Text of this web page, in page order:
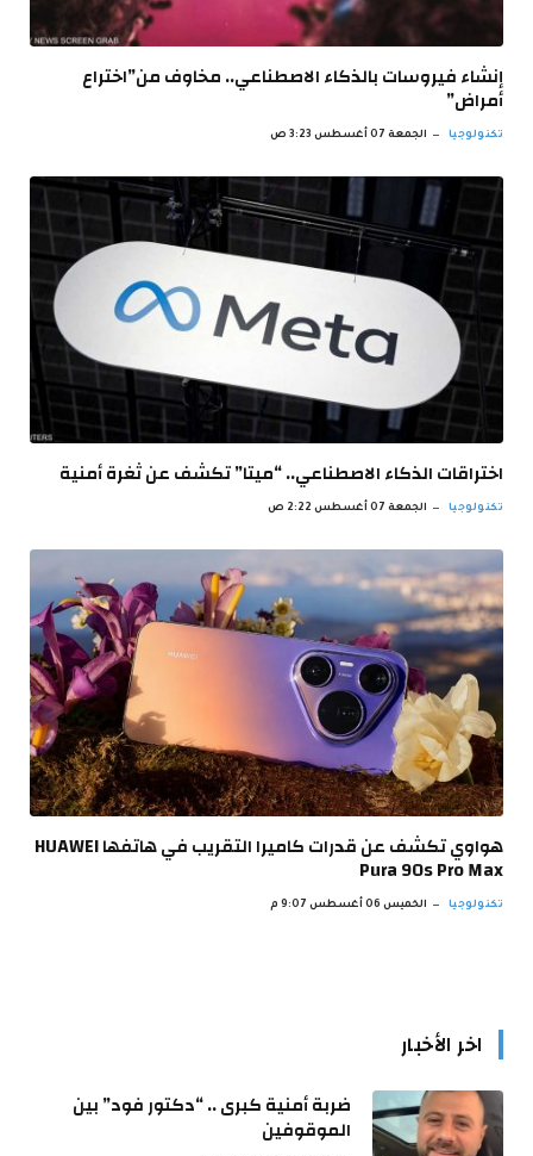
إنشاء فيروسات بالذكاء الاصطناعي.. مخاوف من”اختراع
أمراض”
تكنولوجيا الجمعة 07 أغسطس 3:23 ص
اختراقات الذكاء الاصطناعي.. “ميتا” تكشف عن ثغرة أمنية
تكنولوجيا الجمعة 07 أغسطس 2:22 ص
هواوي تكشف عن قدرات كاميرا التقريب في هاتفها HUAWEI
Pura 90s Pro Max
تكنولوجيا الخميس 06 أغسطس 9:07 م
اخر الأخبار
ضربة أمنية كبرى .. “دكتور فود” بين
الموقوفين